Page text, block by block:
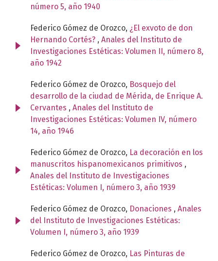
número 5, año 1940
Federico Gómez de Orozco, ¿El exvoto de don
Hernando Cortés? , Anales del Instituto de
Investigaciones Estéticas: Volumen II, número 8,
año 1942
Federico Gómez de Orozco, Bosquejo del
desarrollo de la ciudad de Mérida, de Enrique A.
Cervantes , Anales del Instituto de
Investigaciones Estéticas: Volumen IV, número
14, año 1946
Federico Gómez de Orozco, La decoración en los
manuscritos hispanomexicanos primitivos ,
Anales del Instituto de Investigaciones
Estéticas: Volumen I, número 3, año 1939
Federico Gómez de Orozco, Donaciones , Anales
del Instituto de Investigaciones Estéticas:
Volumen I, número 3, año 1939
Federico Gómez de Orozco, Las Pinturas de